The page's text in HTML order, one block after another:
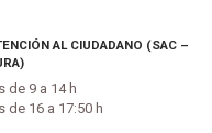
AL CIUDADANO (SAC –
de 9 a 14 h
de 16 a 17:50 h